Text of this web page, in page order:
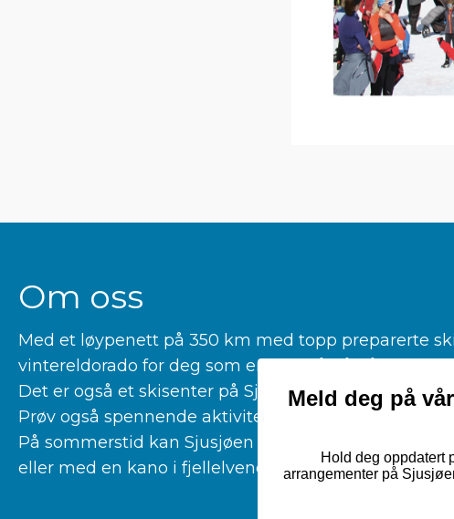
Om oss
Med et løypenett på 350 km med topp preparerte
vintereldorado for deg som er glad i å gå på langrenn.
Det er også et skisenter på Sjusjøen for deg som er
Prøv også spennende aktiviteter som kiting,
På sommerstid kan Sjusjøen by på fantastiske
eller med en kano i fjellelvene våre.
Meld deg på
Hold deg oppdatert
arrangementer på